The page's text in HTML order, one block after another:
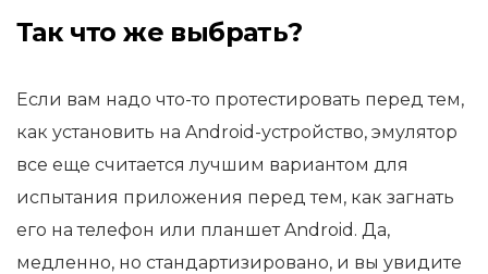
Так что же выбрать?
Если вам надо что-то протестировать перед тем,
как установить на Android-устройство, эмулятор
все еще считается лучшим вариантом для
испытания приложения перед тем, как загнать
его на телефон или планшет Android. Да,
медленно, но стандартизировано, и вы увидите